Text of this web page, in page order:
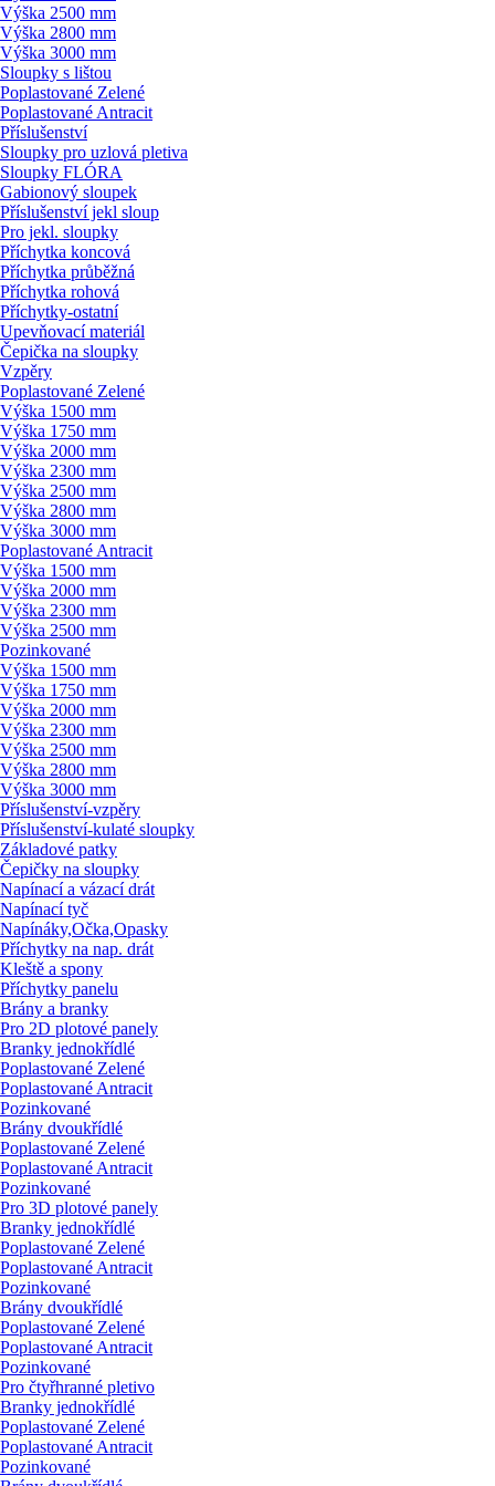
Výška 2500 mm
Výška 2800 mm
Výška 3000 mm
Sloupky s lištou
Poplastované Zelené
Poplastované Antracit
Příslušenství
Sloupky pro uzlová pletiva
Sloupky FLÓRA
Gabionový sloupek
Příslušenství jekl sloup
Pro jekl. sloupky
Příchytka koncová
Příchytka průběžná
Příchytka rohová
Příchytky-ostatní
Upevňovací materiál
Čepička na sloupky
Vzpěry
Poplastované Zelené
Výška 1500 mm
Výška 1750 mm
Výška 2000 mm
Výška 2300 mm
Výška 2500 mm
Výška 2800 mm
Výška 3000 mm
Poplastované Antracit
Výška 1500 mm
Výška 2000 mm
Výška 2300 mm
Výška 2500 mm
Pozinkované
Výška 1500 mm
Výška 1750 mm
Výška 2000 mm
Výška 2300 mm
Výška 2500 mm
Výška 2800 mm
Výška 3000 mm
Příslušenství-vzpěry
Příslušenství-kulaté sloupky
Základové patky
Čepičky na sloupky
Napínací a vázací drát
Napínací tyč
Napínáky,Očka,Opasky
Příchytky na nap. drát
Kleště a spony
Příchytky panelu
Brány a branky
Pro 2D plotové panely
Branky jednokřídlé
Poplastované Zelené
Poplastované Antracit
Pozinkované
Brány dvoukřídlé
Poplastované Zelené
Poplastované Antracit
Pozinkované
Pro 3D plotové panely
Branky jednokřídlé
Poplastované Zelené
Poplastované Antracit
Pozinkované
Brány dvoukřídlé
Poplastované Zelené
Poplastované Antracit
Pozinkované
Pro čtyřhranné pletivo
Branky jednokřídlé
Poplastované Zelené
Poplastované Antracit
Pozinkované